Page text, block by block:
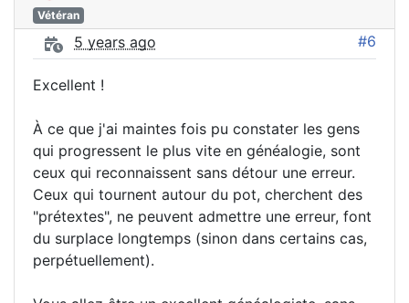
Vétéran
5 years ago #6
Excellent !
À ce que j'ai maintes fois pu constater les gens
qui progressent le plus vite en généalogie, sont
ceux qui reconnaissent sans détour une erreur.
Ceux qui tournent autour du pot, cherchent des
"prétextes", ne peuvent admettre une erreur, font
du surplace longtemps (sinon dans certains cas,
perpétuellement).